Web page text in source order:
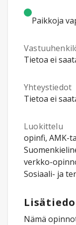
Paikkoja
Tietoa ei
Yhteystiedot
Tietoa ei
Luokittelu
opinfi, AMK-
verkko-
Sosiaali- ja
Nämä